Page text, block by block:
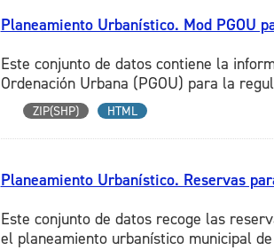
Planeamiento Urbanístico. Mod PGOU
Este conjunto de datos contiene la
Ordenación Urbana (PGOU) para la
ZIP(SHP) HTML
Planeamiento Urbanístico. Reservas
Este conjunto de datos recoge las
el planeamiento urbanístico municipal